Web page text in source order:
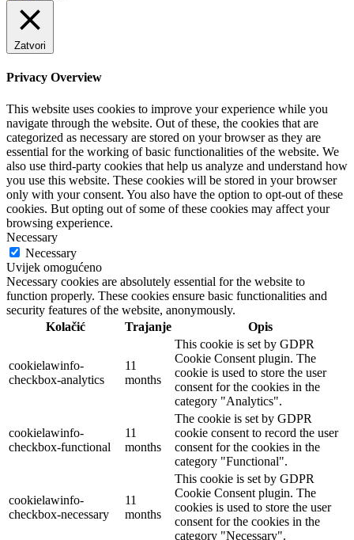
Zatvori
Privacy Overview
This website uses cookies to improve your experience while you
navigate through the website. Out of these, the cookies that are
categorized as necessary are stored on your browser as they are
essential for the working of basic functionalities of the website. We
also use third-party cookies that help us analyze and understand how
you use this website. These cookies will be stored in your browser
only with your consent. You also have the option to opt-out of these
cookies. But opting out of some of these cookies may affect your
browsing experience.
Necessary
Necessary
Uvijek omogućeno
Necessary cookies are absolutely essential for the website to
function properly. These cookies ensure basic functionalities and
security features of the website, anonymously.
Kolačić
Trajanje Opis
cookielawinfo-
checkbox-analytics
11
months
This cookie is set by GDPR
Cookie Consent plugin. The
cookie is used to store the user
consent for the cookies in the
category "Analytics".
cookielawinfo-
checkbox-functional
11
months
The cookie is set by GDPR
cookie consent to record the user
consent for the cookies in the
category "Functional".
cookielawinfo-
checkbox-necessary
11
months
This cookie is set by GDPR
Cookie Consent plugin. The
cookies is used to store the user
consent for the cookies in the
category "Necessary".